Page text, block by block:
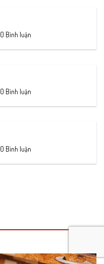
0 Bình luận
0 Bình luận
0 Bình luận